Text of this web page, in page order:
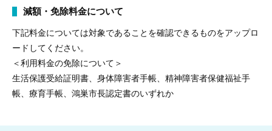
減額・免除料金について
下記料金については対象であることを確認できるものをアップロ
ードしてください。
＜利用料金の免除について＞
生活保護受給証明書、身体障害者手帳、精神障害者保健福祉手
帳、療育手帳、鴻巣市長認定書のいずれか